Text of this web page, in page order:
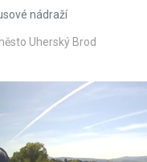
nádraží
Uherský Brod